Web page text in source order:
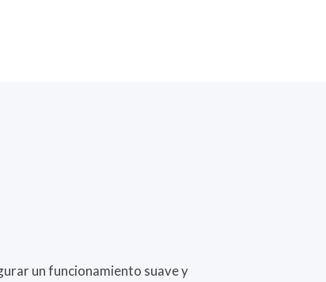
un funcionamiento suave y